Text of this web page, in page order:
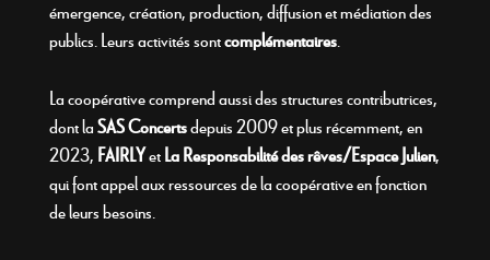
émergence, création, production, diffusion et médiation des
publics. Leurs activités sontcomplémentaires.
La coopérative comprend aussi des structures contributrices,
dont la SAS Concertsdepuis 2009 et plus récemment, en
2023, FAIRLYet La Responsabilité des rêves/Espace Julien,
qui font appel aux ressources de la coopérative en fonction
de leurs besoins.